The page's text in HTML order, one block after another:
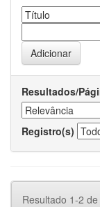
Resultados/
Registro(s)
Resultado 1-2 de